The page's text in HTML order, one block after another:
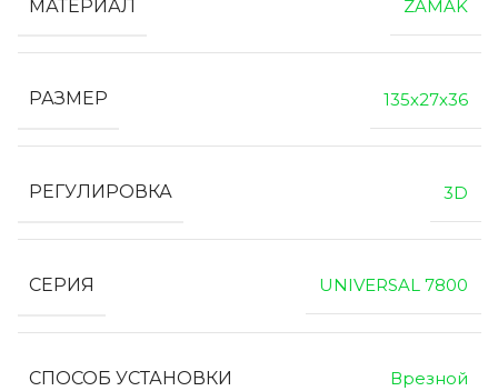
МАТЕРИАЛ ZAMAK
РАЗМЕР 135х27х36
РЕГУЛИРОВКА 3D
СЕРИЯ UNIVERSAL 7800
СПОСОБ УСТАНОВКИ Врезной